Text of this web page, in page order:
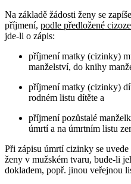
Na základě žádosti ženy se
příjmení, podle předložené
jde-li o zápis:
příjmení matky (cizinky)
manželství, do knihy
příjmení matky (cizinky)
rodném listu dítěte a
příjmení pozůstalé
úmrtí a na úmrtním listu
Při zápisu úmrtí cizinky se
ženy v mužském tvaru, bude-li
dokladem, popř. jinou veřejnou